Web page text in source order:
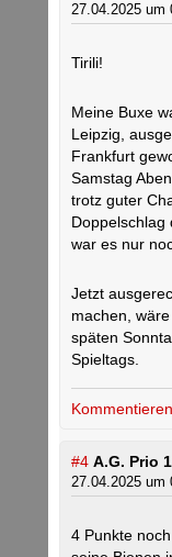
27.04.2025 um
Tirili!
Meine Buxe
Leipzig,
Frankfurt
Samstag
trotz guter
Doppelschlag
war es nur
Jetzt
machen,
späten
Spieltags.
Kommentieren
#4 A.G. Prio
27.04.2025 um
4 Punkte